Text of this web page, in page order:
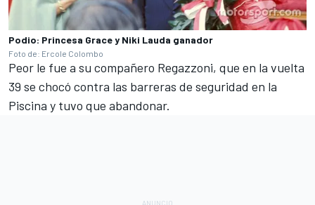
Podio: Princesa Grace y Niki Lauda ganador
Foto de: Ercole Colombo
Peor le fue a su compañero Regazzoni, que en la vuelta
39 se chocó contra las barreras de seguridad en la
Piscina y tuvo que abandonar.